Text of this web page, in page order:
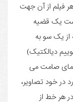
فیلم از آن جهت
یک قضیه
یک سو به
دیالکتیک)
صامت می
در خود تصاویر،
هر خط از